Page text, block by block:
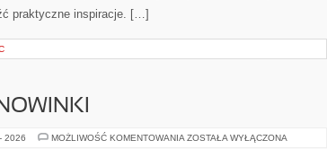
praktyczne inspiracje. […]
2026 MOŻLIWOŚĆ KOMENTOWANIA CIEKAWOSTKI
ZOSTAŁA WYŁĄCZONA